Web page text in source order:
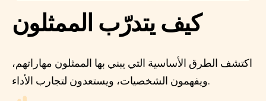
كيف يتدرّب الممثلون
اكتشف الطرق الأساسية التي يبني بها الممثلون مهاراتهم،
ويفهمون الشخصيات، ويستعدون لتجارب الأداء.